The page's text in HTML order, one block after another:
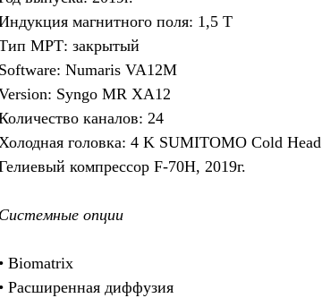
магнитного поля: 1,5 T
МРТ: закрытый
Software: Numaris VA12M
Syngo MR XA12
каналов: 24
головка: 4 K SUMITOMO Cold Head
компрессор F-70Н, 2019г.
Системные опции
• Biomatrix
• Расширенная диффузия